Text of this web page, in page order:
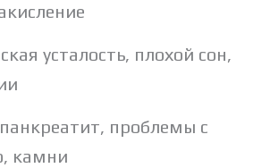
усталость, плохой сон,
проблемы с
камни